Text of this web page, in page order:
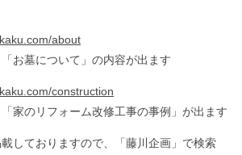
about
「お墓について」の内容が出ます
construction
「家のリフォーム改修工事の事例」が出ます
しておりますので、「藤川企画」で検索